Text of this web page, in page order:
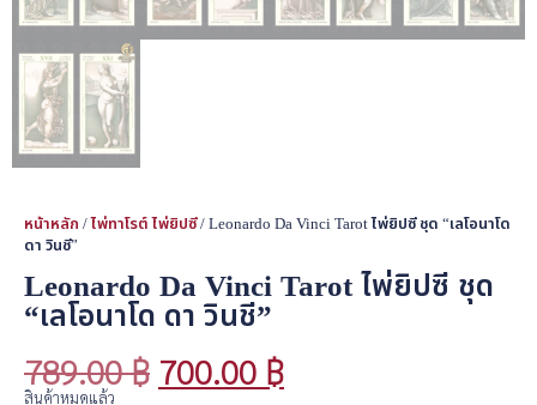
หน้าหลัก /ไพ่ทาโรต์ ไพ่ยิปซี/ Leonardo Da Vinci Tarot ไพ่ยิปซี ชุด “เลโอนาโด
ดา วินชี”
Leonardo Da Vinci Tarot ไพ่ยิปซี ชุด
“เลโอนาโด ดา วินชี”
789.00฿ 700.00 ฿
สินค้าหมดแล้ว